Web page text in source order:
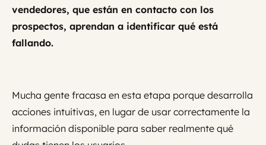
vendedores, que están en contacto con los
prospectos, aprendan a identificar qué está
fallando.
Mucha gente fracasa en esta etapa porque desarrolla
acciones intuitivas, en lugar de usar correctamente la
información disponible para saber realmente qué